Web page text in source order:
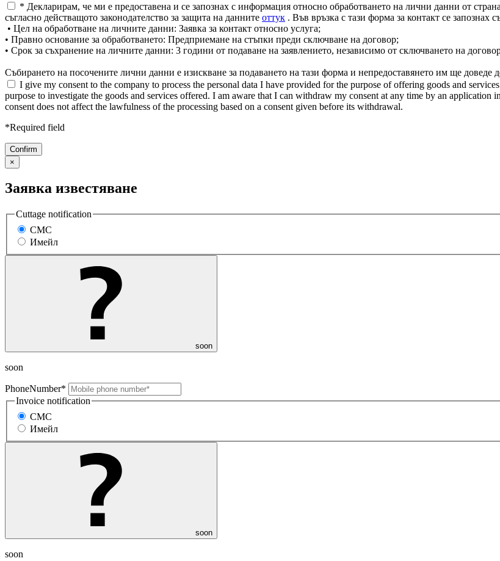
* Декларирам, че ми е предоставена и се запознах с информация относно обработването на лични данни от
съгласно действащото законодателство за защита на данните оттук . Във връзка с тази форма за контакт се запознах
• Цел на обработване на личните данни: Заявка за контакт относно услуга;
• Правно основание за обработването: Предприемане на стъпки преди сключване на договор;
• Срок за съхранение на личните данни: 3 години от подаване на заявлението, независимо от сключването на
Събирането на посочените лични данни е изискване за подаването на тази форма и непредоставянето им ще доведе
I give my consent to the company to process the personal data I have provided for the purpose of offering goods and
purpose to investigate the goods and services offered. I am aware that I can withdraw my consent at any time by an
consent does not affect the lawfulness of the processing based on a consent given before its withdrawal.
*Required field
×
Заявка известяване
Cuttage notification
СМС
Имейл
soon
soon
PhoneNumber*
Invoice notification
СМС
Имейл
soon
soon